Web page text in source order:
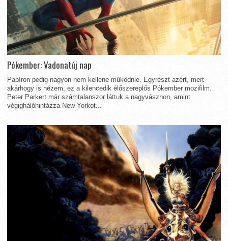
Pókember: Vadonatúj nap
Papíron pedig nagyon nem kellene működnie. Egyrészt azért, mert
akárhogy is nézem, ez a kilencedik élőszereplős Pókember mozifilm.
Peter Parkert már számtalanszor láttuk a nagyvásznon, amint
végighálóhintázza New Yorkot...